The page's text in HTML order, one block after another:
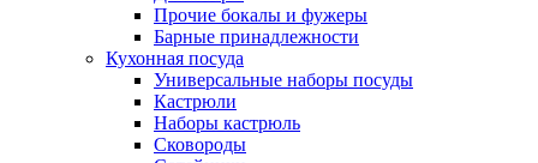
Прочие бокалы и фужеры
Барные принадлежности
Кухонная посуда
Универсальные наборы посуды
Кастрюли
Наборы кастрюль
Сковороды